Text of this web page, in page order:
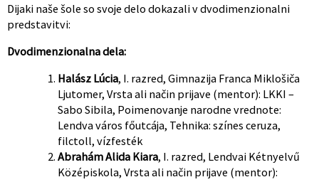
Dijaki naše šole so svoje delo dokazali v dvodimenzionalni
predstavitvi:
Dvodimenzionalna dela:
Halász Lúcia, I. razred, Gimnazija Franca Miklošiča
Ljutomer, Vrsta ali način prijave (mentor): LKKI –
Sabo Sibila, Poimenovanje narodne vrednote:
Lendva város főutcája, Tehnika: színes ceruza,
filctoll, vízfesték
Abrahám Alida Kiara, I. razred, Lendvai Kétnyelvű
Középiskola, Vrsta ali način prijave (mentor):